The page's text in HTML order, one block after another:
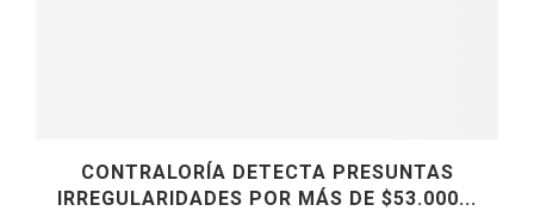
CONTRALORÍA DETECTA PRESUNTAS
IRREGULARIDADES POR MÁS DE $53.000...